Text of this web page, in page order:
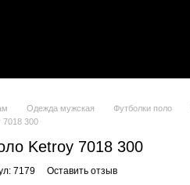
Одежда мужская Футболки поло
7018 300
Ketroy 7018 300
7179 Оставить отзыв